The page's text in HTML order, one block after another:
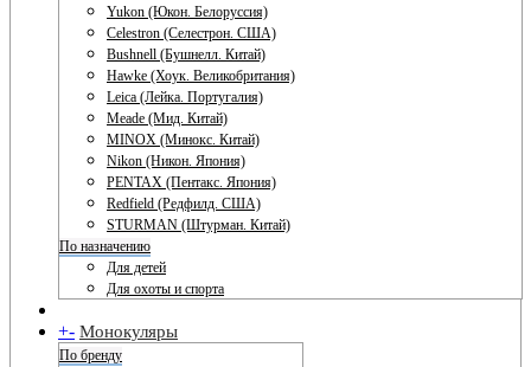
Yukon (Юкон. Белоруссия)
Celestron (Селестрон. США)
Bushnell (Бушнелл. Китай)
Hawke (Хоук. Великобритания)
Leica (Лейка. Португалия)
Meade (Мид. Китай)
MINOX (Минокс. Китай)
Nikon (Никон. Япония)
PENTAX (Пентакс. Япония)
Redfield (Редфилд. США)
STURMAN (Штурман. Китай)
По назначению
Для детей
Для охоты и спорта
+- Монокуляры
По бренду